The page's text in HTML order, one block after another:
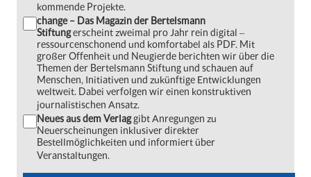
kommende Projekte.
change – Das Magazin der Bertelsmann
Stiftungerscheint zweimal pro Jahr rein digital ‒
ressourcenschonend und komfortabel als PDF. Mit
großer Offenheit und Neugierde berichten wir über die
Themen der Bertelsmann Stiftung und schauen auf
Menschen, Initiativen und zukünftige Entwicklungen
weltweit. Dabei verfolgen wir einen konstruktiven
journalistischen Ansatz.
Neues aus dem Verlaggibt Anregungen zu
Neuerscheinungen inklusiver direkter
Bestellmöglichkeiten und informiert über
Veranstaltungen.